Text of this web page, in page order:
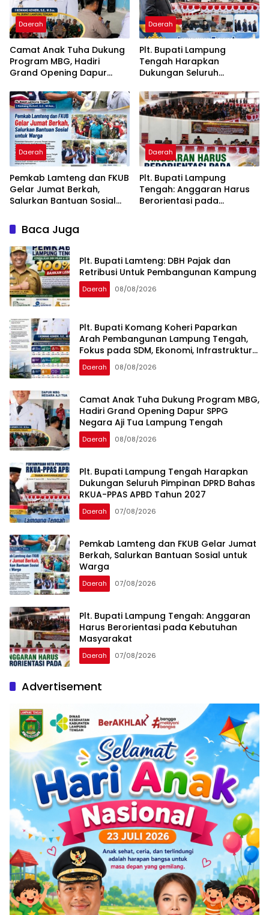
Daerah
Camat Anak Tuha Dukung
Program MBG, Hadiri
Grand Opening Dapur
Lampung Tengah
Daerah
Plt. Bupati Lampung
Tengah Harapkan
Dukungan Seluruh
RKUA-PPAS APBD Tahun
2027
Daerah
Pemkab Lamteng dan FKUB
Gelar Jumat Berkah,
Salurkan Bantuan Sosial
Daerah
Plt. Bupati Lampung
Tengah: Anggaran Harus
Berorientasi pada
Baca Juga
Plt. Bupati Lamteng: DBH Pajak dan
Retribusi Untuk Pembangunan Kampung
Daerah 08/08/2026
Plt. Bupati Komang Koheri Paparkan
Arah Pembangunan Lampung Tengah,
Fokus pada SDM, Ekonomi, Infrastruktur
dan Kesejahteraan
Daerah 08/08/2026
Camat Anak Tuha Dukung Program MBG,
Hadiri Grand Opening Dapur SPPG
Negara Aji Tua Lampung Tengah
Daerah 08/08/2026
Plt. Bupati Lampung Tengah Harapkan
Dukungan Seluruh Pimpinan DPRD Bahas
RKUA-PPAS APBD Tahun 2027
Daerah 07/08/2026
Pemkab Lamteng dan FKUB Gelar Jumat
Berkah, Salurkan Bantuan Sosial untuk
Warga
Daerah 07/08/2026
Plt. Bupati Lampung Tengah: Anggaran
Harus Berorientasi pada Kebutuhan
Masyarakat
Daerah 07/08/2026
Advertisement